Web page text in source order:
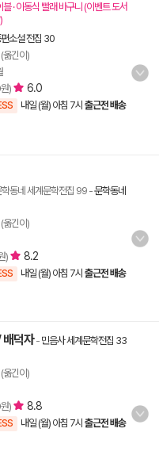
· 이동식 빨래 바구니 (이벤트 도서
소설 전집 30
(옮긴이)
) 6.0
내일 (월) 아침 7시 출근전 배송
동네 세계문학전집 99 -문학동네
(옮긴이)
) 8.2
내일 (월) 아침 7시 출근전 배송
배덕자- 민음사 세계문학전집 33
(옮긴이)
) 8.8
내일 (월) 아침 7시 출근전 배송